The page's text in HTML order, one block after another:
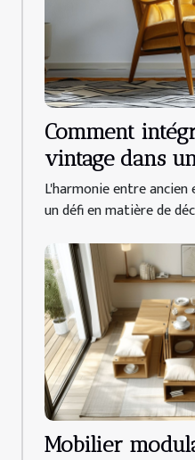
Comment
vintage dans
moderne
L'harmonie entre
un défi en matière de
Mobilier